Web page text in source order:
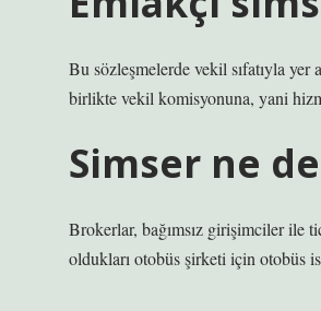
Bu sözleşmelerde vekil sıfatıyla
birlikte vekil komisyonuna, yani
Simser ne
Brokerlar, bağımsız girişimciler ile
oldukları otobüs şirketi için otobüs